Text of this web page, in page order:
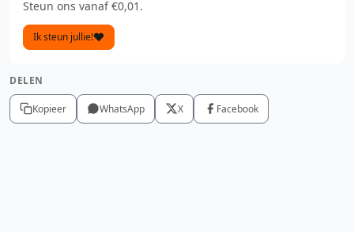
Steun ons vanaf €0,01.
Ik steun jullie!
DELEN
Kopieer WhatsApp X Facebook